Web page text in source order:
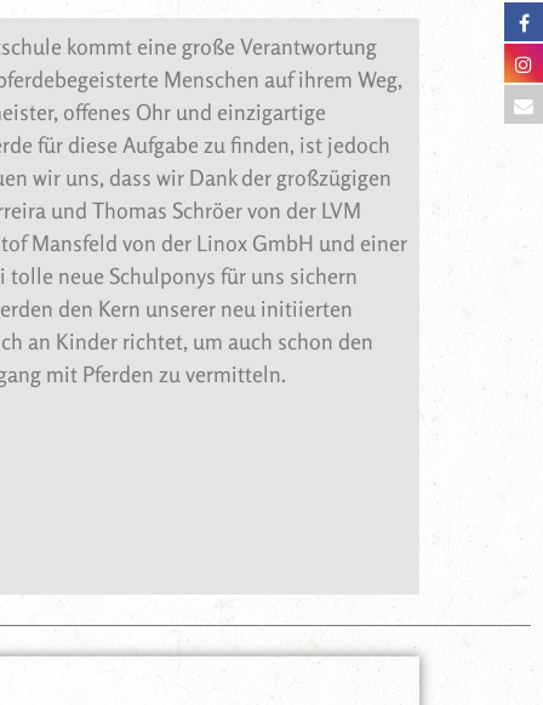
kommt eine große Verantwortung
Menschen auf ihrem Weg,
offenes Ohr und einzigartige
für diese Aufgabe zu finden, ist jedoch
wir uns, dass wir Dank der großzügigen
und Thomas Schröer von der LVM
Mansfeld von der Linox GmbH und einer
tolle neue Schulponys für uns sichern
den Kern unserer neu initiierten
an Kinder richtet, um auch schon den
mit Pferden zu vermitteln.